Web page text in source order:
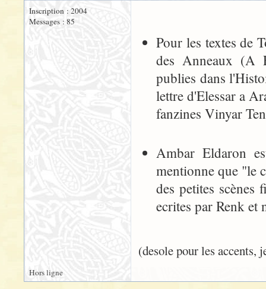
Inscription : 2004
Messages : 85
Pour les textes de
des Anneaux (A
publies dans
lettre d'Elessar a
fanzines Vinyar
Ambar Eldaron
mentionne que "le
des petites
ecrites par Renk et
(desole pour les accents,
Hors ligne